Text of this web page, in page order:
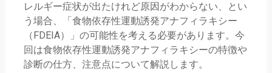
レルギー症状が出たけれど原因がわからない、とい
う場合、「食物依存性運動誘発アナフィラキシー
（FDEIA）」の可能性を考える必要があります。今
回は食物依存性運動誘発アナフィラキシーの特徴や
診断の仕方、注意点について解説します。